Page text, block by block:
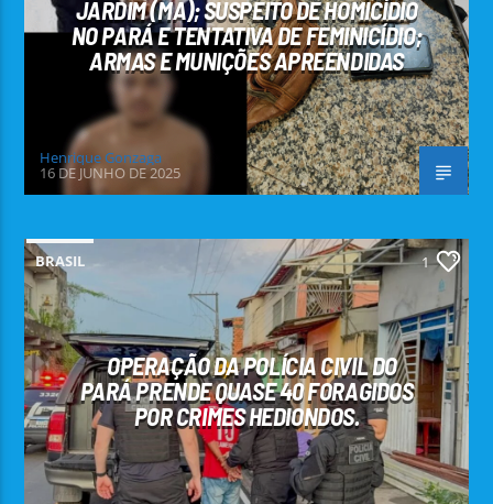
JARDIM (MA); SUSPEITO DE HOMICÍDIO
NO PARÁ E TENTATIVA DE FEMINICÍDIO;
ARMAS E MUNIÇÕES APREENDIDAS
Henrique Gonzaga
16 DE JUNHO DE 2025
BRASIL 1
OPERAÇÃO DA POLÍCIA CIVIL DO
PARÁ PRENDE QUASE 40 FORAGIDOS
POR CRIMES HEDIONDOS.